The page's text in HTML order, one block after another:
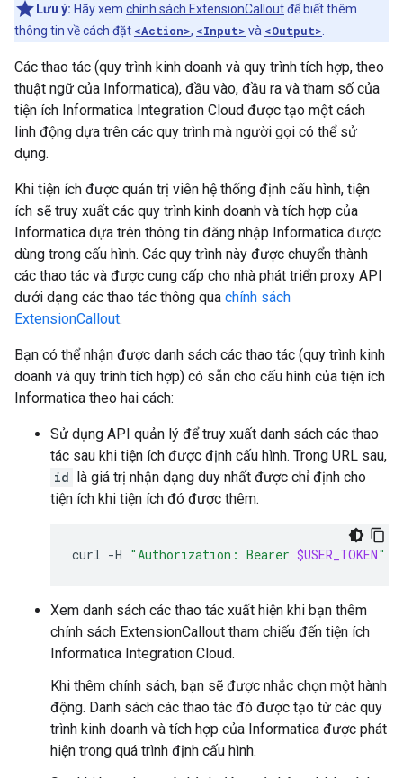
Lưu ý: Hãy xem chính sách ExtensionCalloutđể biết thêm
thông tin về cách đặt <Action>, <Input> và <Output>
Các thao tác (quy trình kinh doanh và quy trình tích hợp, theo
thuật ngữ của Informatica), đầu vào, đầu ra và tham số của
tiện ích Informatica Integration Cloud được tạo một cách
linh động dựa trên các quy trình mà người gọi có thể sử
dụng.
Khi tiện ích được quản trị viên hệ thống định cấu hình, tiện
ích sẽ truy xuất các quy trình kinh doanh và tích hợp của
Informatica dựa trên thông tin đăng nhập Informatica được
dùng trong cấu hình. Các quy trình này được chuyển thành
các thao tác và được cung cấp cho nhà phát triển proxy API
dưới dạng các thao tác thông qua chính sách
ExtensionCallout.
Bạn có thể nhận được danh sách các thao tác (quy trình kinh
doanh và quy trình tích hợp) có sẵn cho cấu hình của tiện ích
Informatica theo hai cách:
Sử dụng API quản lý để truy xuất danh sách các thao
tác sau khi tiện ích được định cấu hình. Trong URL sau,
id là giá trị nhận dạng duy nhất được chỉ định cho
tiện ích khi tiện ích đó được thêm.
curl -H "Authorization: Bearer $USER_TOKEN"
Xem danh sách các thao tác xuất hiện khi bạn thêm
chính sách ExtensionCallout tham chiếu đến tiện ích
Informatica Integration Cloud.
Khi thêm chính sách, bạn sẽ được nhắc chọn một hành
động. Danh sách các thao tác đó được tạo từ các quy
trình kinh doanh và tích hợp của Informatica được phát
hiện trong quá trình định cấu hình.